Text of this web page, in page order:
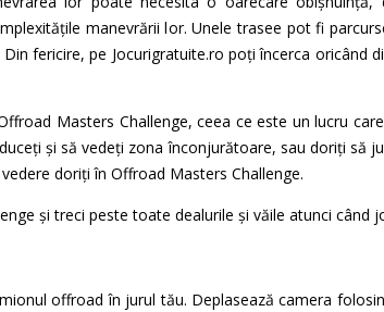
manevrării lor. Unele trasee pot fi
fericire, pe Jocurigratuite.ro poți încerca oricând
Masters Challenge, ceea ce este un lucru
și să vedeți zona înconjurătoare, sau doriți să
doriți în Offroad Masters Challenge.
și treci peste toate dealurile și văile atunci când
offroad în jurul tău. Deplasează camera